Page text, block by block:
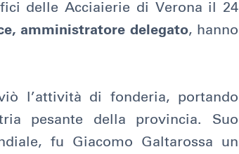
delle Acciaierie di Verona il 24
amministratore delegato, hanno
l’attività di fonderia, portando
pesante della provincia. Suo
fu Giacomo Galtarossa un